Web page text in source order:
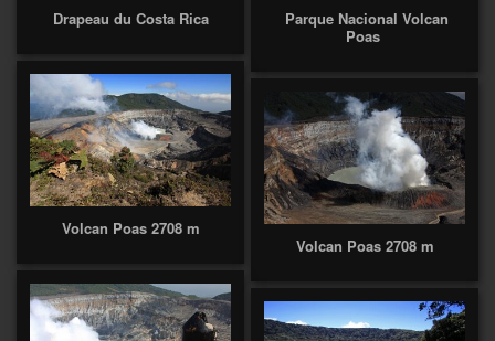
Drapeau du Costa Rica
Parque Nacional Volcan
Poas
Volcan Poas 2708 m
Volcan Poas 2708 m